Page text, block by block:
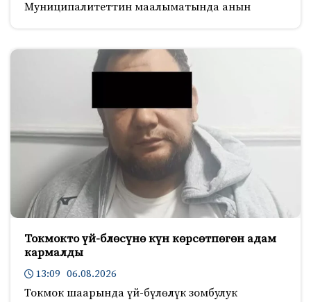
Муниципалитеттин маалыматында анын
Токмокто үй-блөсүнө күн көрсөтпөгөн адам
кармалды
13:09 06.08.2026
Токмок шаарында үй-бүлөлүк зомбулук